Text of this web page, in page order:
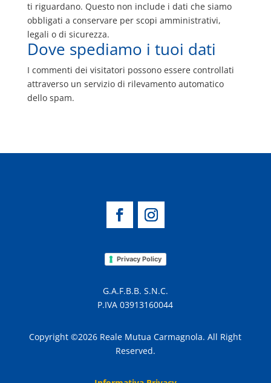
ti riguardano. Questo non include i dati che siamo
obbligati a conservare per scopi amministrativi,
legali o di sicurezza.
Dove spediamo i tuoi dati
I commenti dei visitatori possono essere controllati
attraverso un servizio di rilevamento automatico
dello spam.
Privacy Policy
G.A.F.B.B. S.N.C.
P.IVA 03913160044
Copyright ©2026 Reale Mutua Carmagnola. All Right
Reserved.